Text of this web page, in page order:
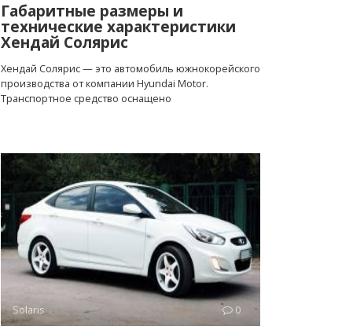
Габаритные размеры и
технические характеристики
Хендай Солярис
Хендай Солярис — это автомобиль южнокорейского
производства от компании Hyundai Motor.
Транспортное средство оснащено
Solaris 0